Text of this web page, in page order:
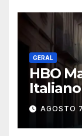
GERAL
HBO
Italiano
AGOSTO